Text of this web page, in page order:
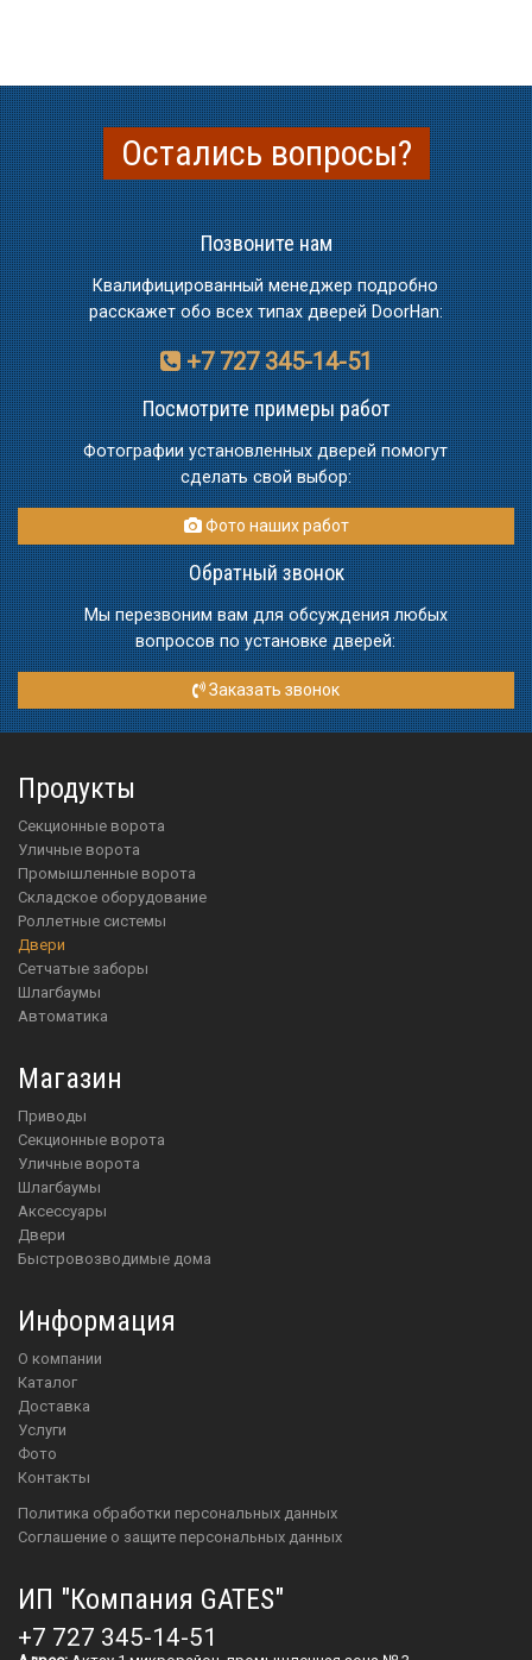
Остались вопросы?
Позвоните нам
Квалифицированный менеджер подробно
расскажет обо всех типах дверей DoorHan:
+7 727 345-14-51
Посмотрите примеры работ
Фотографии установленных дверей помогут
сделать свой выбор:
Фото наших работ
Обратный звонок
Мы перезвоним вам для обсуждения любых
вопросов по установке дверей:
Заказать звонок
Продукты
Секционные ворота
Уличные ворота
Промышленные ворота
Складское оборудование
Роллетные системы
Двери
Сетчатые заборы
Шлагбаумы
Автоматика
Магазин
приводы
Секционные ворота
Уличные ворота
шлагбаумы
аксессуары
двери
Быстровозводимые дома
Информация
О компании
Каталог
Доставка
Услуги
Фото
Контакты
Политика обработки персональных данных
Соглашение о защите персональных данных
ИП "Компания GATES"
+7 727 345-14-51